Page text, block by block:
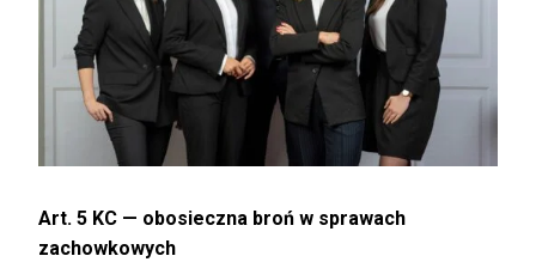
Art. 5 KC — obosieczna broń w sprawach
zachowkowych